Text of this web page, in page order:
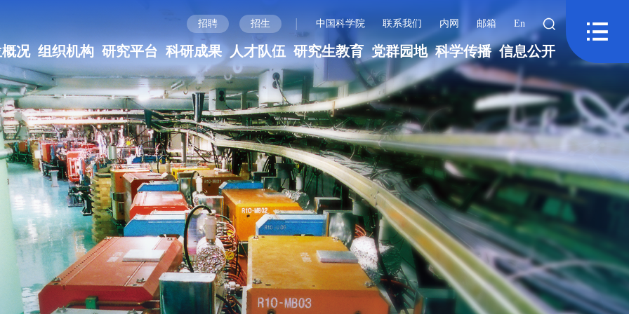
招聘 招生 | 中国科学院 联系我们 内网 邮箱 En
况 组织机构 研究平台 科研成果 人才队伍 研究生教育 党群园地 科学传播 信息公开